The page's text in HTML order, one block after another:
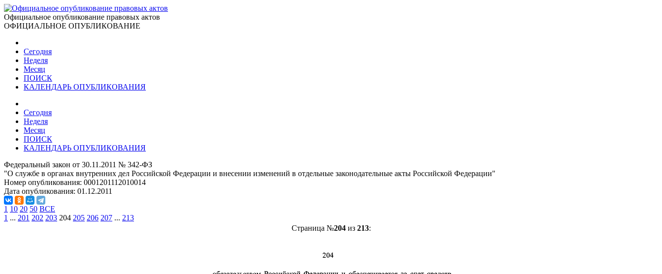
Официальное опубликование правовых актов
ОФИЦИАЛЬНОЕ ОПУБЛИКОВАНИЕ
Сегодня
Неделя
Месяц
ПОИСК
КАЛЕНДАРЬ ОПУБЛИКОВАНИЯ
Сегодня
Неделя
Месяц
ПОИСК
КАЛЕНДАРЬ ОПУБЛИКОВАНИЯ
Федеральный закон от 30.11.2011 № 342-ФЗ
"О службе в органах внутренних дел Российской Федерации и внесении изменений в отдельные законодательные акты Российской Федерации"
Номер опубликования: 0001201112010014
Дата опубликования: 01.12.2011
1 10 20 50 ВСЕ
1 ... 201 202 203 204 205 206 207 ... 213
Страница №204из 213: